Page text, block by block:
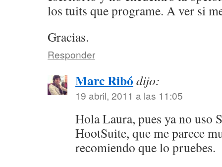
los tuits que programe. A ver si
Gracias.
Responder
Marc Ribó dijo:
19 abril, 2011 a las 11:05
Hola Laura, pues ya no uso
HootSuite, que me parece
recomiendo que lo pruebes.